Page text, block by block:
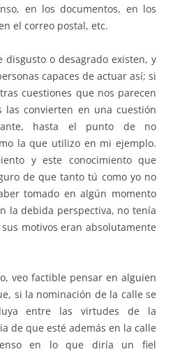
en los documentos, en los
el correo postal, etc.
disgusto o desagrado existen, y
capaces de actuar así; si
cuestiones que nos parecen
las convierten en una cuestión
hasta el punto de no
la que utilizo en mi ejemplo.
y este conocimiento que
de que tanto tú como yo no
tomado en algún momento
la debida perspectiva, no tenía
motivos eran absolutamente
veo factible pensar en alguien
si la nominación de la calle se
entre las virtudes de la
de que esté además en la calle
en lo que diría un fiel